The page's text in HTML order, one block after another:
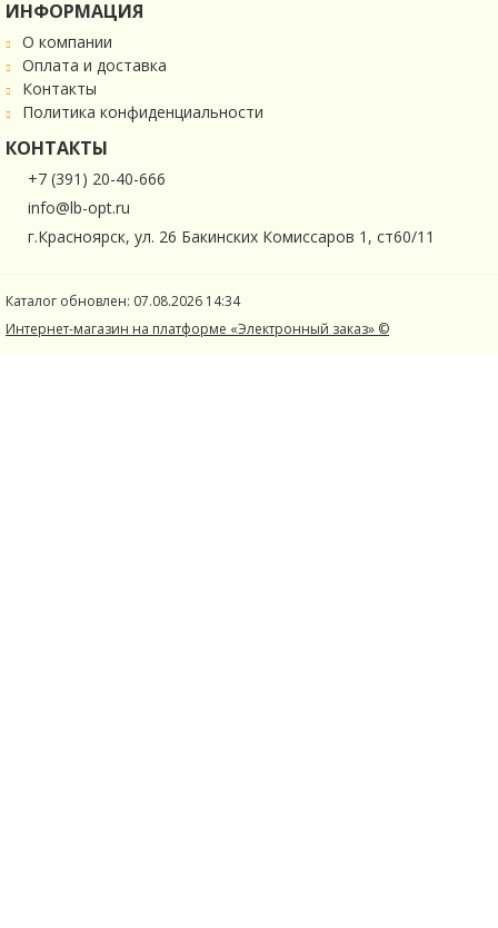
ИНФОРМАЦИЯ
О компании
Оплата и доставка
Контакты
Политика конфиденциальности
КОНТАКТЫ
+7 (391) 20-40-666
info@lb-opt.ru
г.Красноярск, ул. 26 Бакинских Комиссаров 1, ст60/11
Каталог обновлен: 07.08.2026 14:34
Интернет-магазин на платформе «Электронный заказ» ©